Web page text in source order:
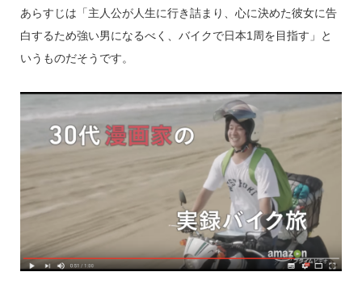
あらすじは「主人公が人生に行き詰まり、心に決めた彼女に告
白するため強い男になるべく、バイクで日本1 周を目指す」と
いうものだそうです。